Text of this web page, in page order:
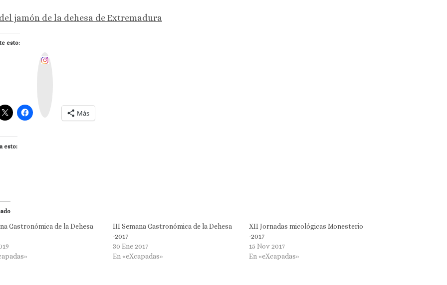
jamón de la dehesa de Extremadura
esto:
Más
esto:
Gastronómica de la Dehesa
III Semana Gastronómica de la Dehesa
-2017
30 Ene 2017
En «eXcapadas»
XII Jornadas micológicas Monesterio
-2017
15 Nov 2017
En «eXcapadas»